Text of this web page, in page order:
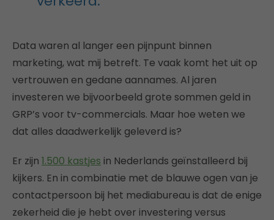
Data waren al langer een pijnpunt binnen
marketing, wat mij betreft. Te vaak komt het uit op
vertrouwen en gedane aannames. Al jaren
investeren we bijvoorbeeld grote sommen geld in
GRP’s voor tv-commercials. Maar hoe weten we
dat alles daadwerkelijk geleverd is?
Er zijn 1.500 kastjes in Nederlands geïnstalleerd bij
kijkers. En in combinatie met de blauwe ogen van je
contactpersoon bij het mediabureau is dat de enige
zekerheid die je hebt over investering versus